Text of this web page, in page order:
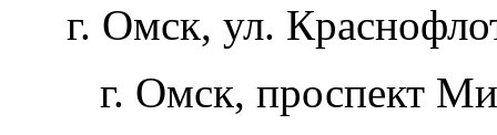
г. Омск, ул.
г. Омск, проспект